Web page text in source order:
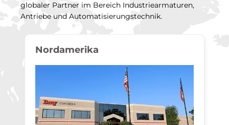
globaler Partner im Bereich Industriearmaturen,
Antriebe und Automatisierungstechnik.
Nordamerika